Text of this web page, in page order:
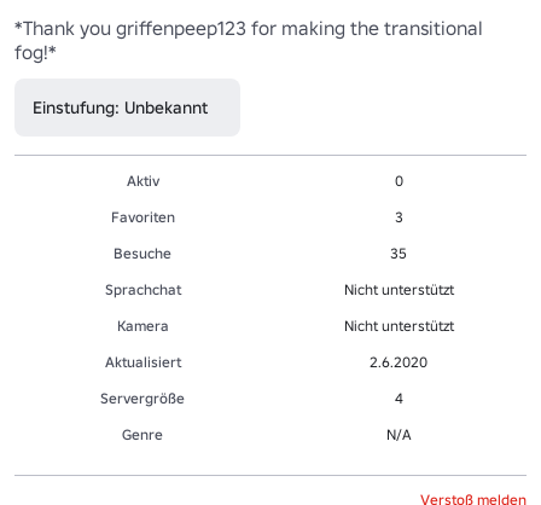
*Thank you griffenpeep123 for making the transitional
fog!*
Einstufung: Unbekannt
Aktiv
0
Favoriten
3
Besuche
35
Sprachchat
Nicht unterstützt
Kamera
Nicht unterstützt
Aktualisiert
2.6.2020
Servergröße
4
Genre
N/A
Verstoß melden